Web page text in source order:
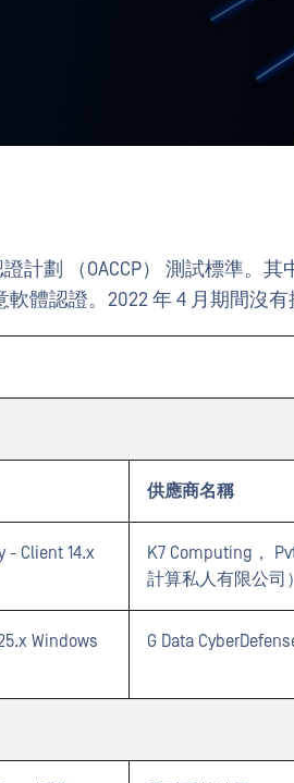
計劃 （OACCP） 測試標準。其
體認證。2022 年 4 月期間沒有
供應商名稱
- Client 14.x
K7 Computing，
計算私人有限公司）
Windows
G Data